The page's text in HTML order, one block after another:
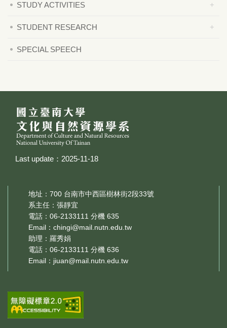
STUDY ACTIVITIES
STUDENT RESEARCH
SPECIAL SPEECH
Last update：2025-11-18
地址：700 台南市中西區樹林街2段33號
系主任：張靜宜
電話：06-2133111 分機 635
Email： chingi@mail.nutn.edu.tw
助理：羅秀娟
電話：06-2133111 分機 636
Email： jiuan@mail.nutn.edu.tw